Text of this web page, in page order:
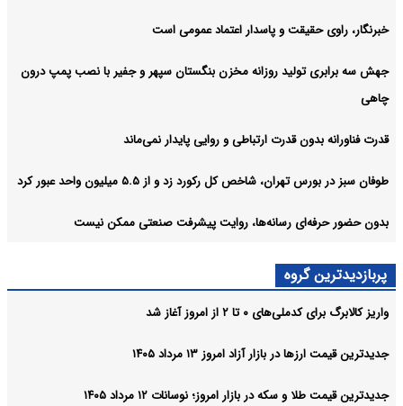
خبرنگار، راوی حقیقت و پاسدار اعتماد عمومی است
جهش سه برابری تولید روزانه مخزن بنگستان سپهر و جفیر با نصب پمپ درون
چاهی
قدرت فناورانه بدون قدرت ارتباطی و روایی پایدار نمی‌ماند
طوفان سبز در بورس تهران، شاخص کل رکورد زد و از ۵.۵ میلیون واحد عبور کرد
بدون حضور حرفه‌ای رسانه‌ها، روایت پیشرفت صنعتی ممکن نیست
پربازدیدترین گروه
واریز کالابرگ برای کدملی‌های ۰ تا ۲ از امروز آغاز شد
جدیدترین قیمت ارزها در بازار آزاد امروز ۱۳ مرداد ۱۴۰۵
جدیدترین قیمت طلا و سکه در بازار امروز؛ نوسانات ۱۲ مرداد ۱۴۰۵